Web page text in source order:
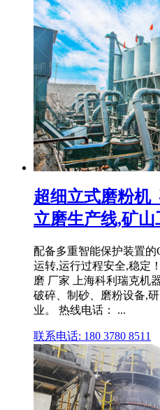
超细立式磨粉机
立磨生产线,矿山
配备多重智能保护装置
运转,运行过程安全,稳定
磨 厂家 上海科利瑞克机
破碎、制砂、磨粉设备,
业。 热线电话： ...
联系电话: 180 3780 8511